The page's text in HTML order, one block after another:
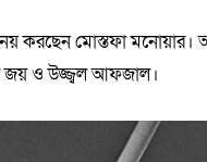
করছেন মোস্তফা
জয় ও উজ্জ্বল আফজাল।